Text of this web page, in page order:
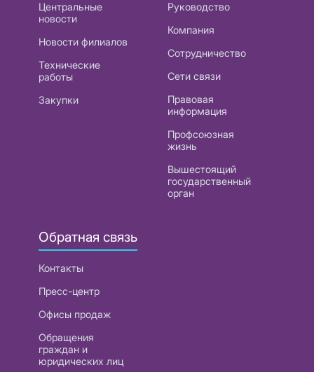
Центральные
новости
Новости филиалов
Технические
работы
Закупки
Руководство
Компания
Сотрудничество
Сети связи
Правовая
информация
Профсоюзная
жизнь
Вышестоящий
государственный
орган
Обратная связь
Контакты
Пресс-центр
Офисы продаж
Обращения
граждан и
юридических лиц